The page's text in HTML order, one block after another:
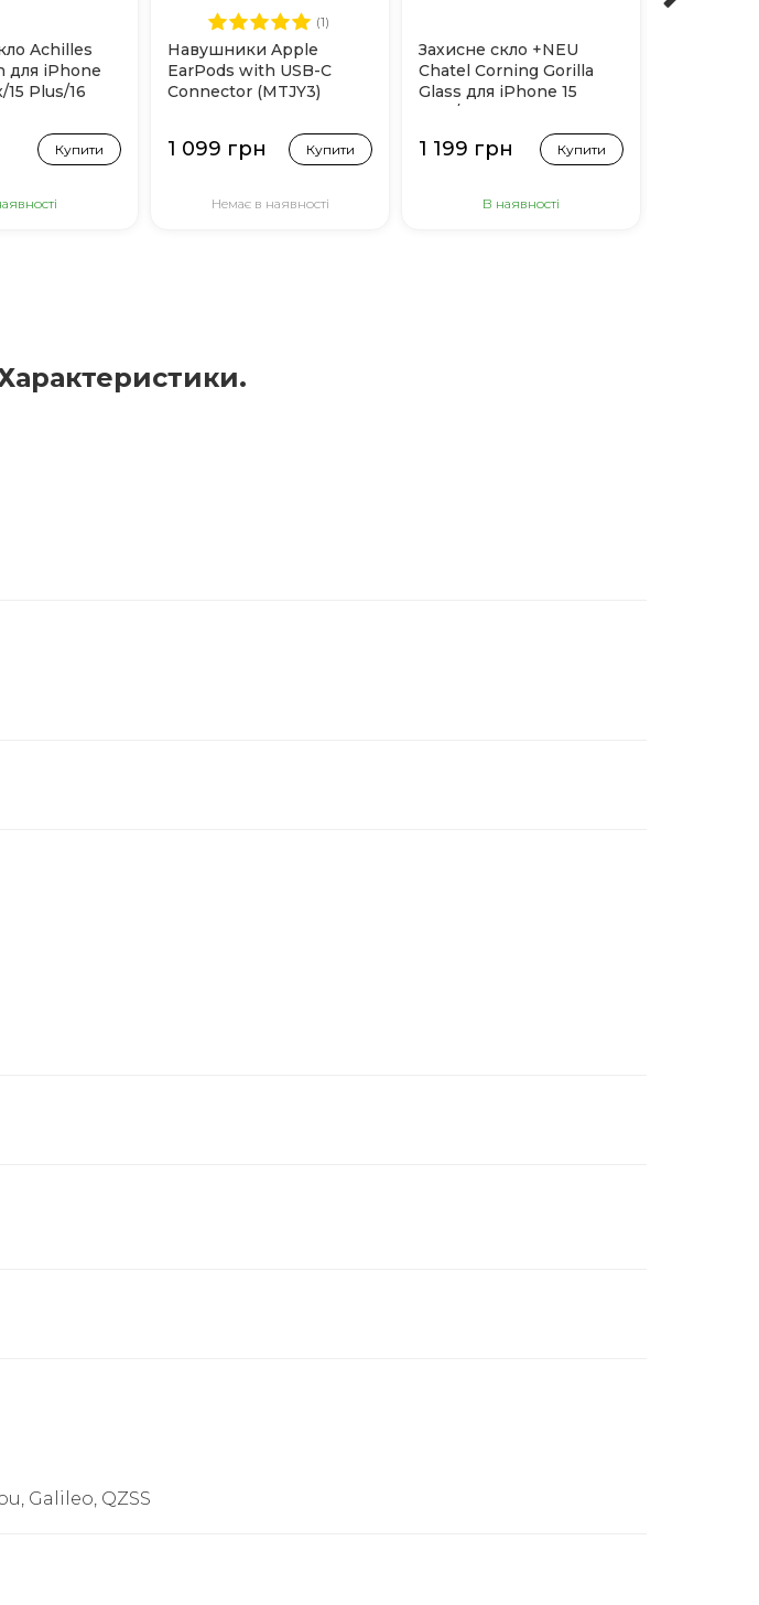
Achilles
для iPhone
15 Plus/16
Купити
(1)
Навушники Apple
EarPods with USB-C
Connector (MTJY3)
1 099 грн Купити
Немає в наявності
Захисне скло +NEU
Chatel Corning Gorilla
Glass для iPhone 15
Plus/16 Plus (Black)
1 199 грн Купити
В наявності
Galileo, QZSS